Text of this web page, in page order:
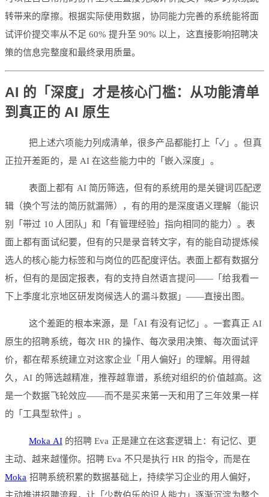
转带来的摩擦。根据实际使用数据，协同能力完善的系统能将面
试评价提交率从不足 60% 提升至 90% 以上，这直接影响招聘决
策的信息完整度和最终录用质量。
AI 的「深度」才是核心门槛：从功能清单
到真正的 AI 原生
把上述六项能力列成清单，很多产品都能打上「✓」。但真
正拉开差距的，是 AI 在这些能力中的「嵌入深度」。
表面上都有 AI 简历筛选，但有的系统用的是关键词匹配逻
辑（换个写法的简历就漏筛），有的用的是深度语义理解（能识
别「带过 10 人团队」和「有管理经验」指向相同的能力）。表
面上都有面试纪要，但有的只是录音转文字，有的能自动提炼候
选人的核心能力标签和与岗位的匹配度评估。表面上都有数据分
析，但有的是固定报表，有的支持自然语言提问——「给我看一
下上季度北京地区研发岗候选人的漏斗数据」——直接出图。
这个差距的根本来源，是「AI 有没有记忆」。一套真正 AI
原生的招聘系统，每次 HR 的操作、每次录用决策、每次面试评
价，都在帮系统建立对这家企业「用人偏好」的理解。用得越
久，AI 的筛选越精准，推荐越靠谱，系统对组织的价值越高。这
是一个数据飞轮效应——而不是买来第一天和用了三年效果一样
的「工具型软件」。
Moka AI的招聘 Eva 正是建立在这套逻辑上：有记忆、更
主动、越来越懂你。招聘 Eva 不只是执行 HR 的指令，而是在
Moka 招聘系统积累的数据基础上，持续学习企业的用人偏好，